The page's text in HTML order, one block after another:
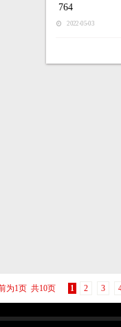
764
2022-05-03
为1页 共10页 1 2 3